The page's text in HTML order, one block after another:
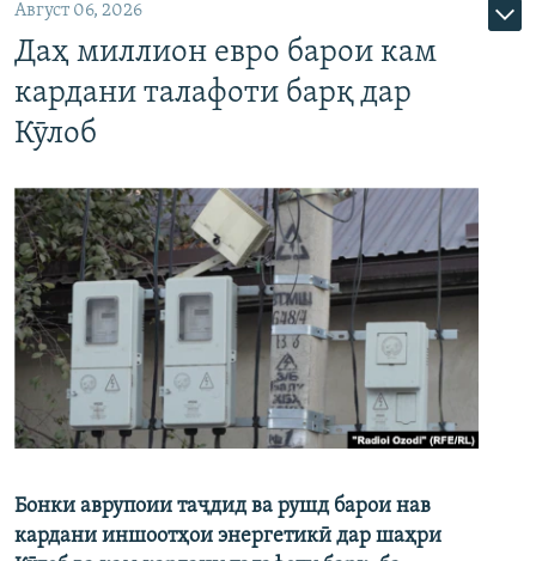
Август 06, 2026
Даҳ миллион евро барои кам
кардани талафоти барқ дар
Кӯлоб
Бонки аврупоии таҷдид ва рушд барои нав
кардани иншоотҳои энергетикӣ дар шаҳри